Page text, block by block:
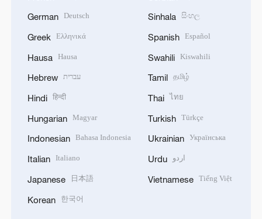
German Deutsch
Greek Ελληνικά
Hausa Hausa
Hebrew עברית
Hindi हिन्दी
Hungarian Magyar
Indonesian Bahasa Indonesia
Italian Italiano
Japanese 日本語
Korean 한국어
Sinhala සිංහල
Spanish Español
Swahili Kiswahili
Tamil தமிழ்
Thai ไทย
Turkish Türkçe
Ukrainian Українська
Urdu اردو
Vietnamese Tiếng Việt